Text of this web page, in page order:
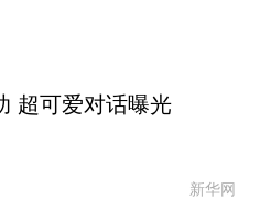
超可爱对话曝光
新华网